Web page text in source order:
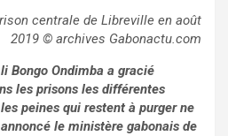
centrale de Libreville en août
2019 © archives Gabonactu.com
Bongo Ondimba a gracié
les prisons les différentes
peines qui restent à purger ne
le ministère gabonais de